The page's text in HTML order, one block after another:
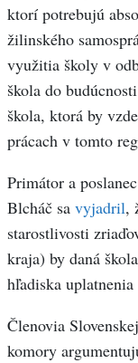
ktorí potrebujú
žilinského
využitia školy v
škola do
škola, ktorá by
prácach v tomto
Primátor a
Blcháč sa vyjadril,
starostlivosti
kraja) by daná
hľadiska
Členovia
komory